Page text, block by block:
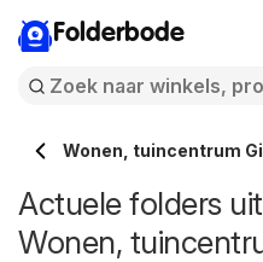
Folderbode
Wonen, tuincentrum
Actuele folders
Wonen,